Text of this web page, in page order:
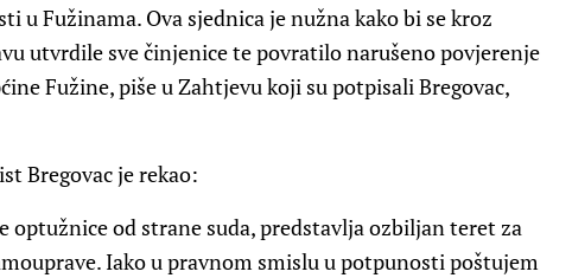
u Fužinama. Ova sjednica je nužna kako bi se kroz
utvrdile sve činjenice te povratilo narušeno povjerenje
Fužine, piše u Zahtjevu koji su potpisali Bregovac,
Bregovac je rekao:
optužnice od strane suda, predstavlja ozbiljan teret za
Iako u pravnom smislu u potpunosti poštujem